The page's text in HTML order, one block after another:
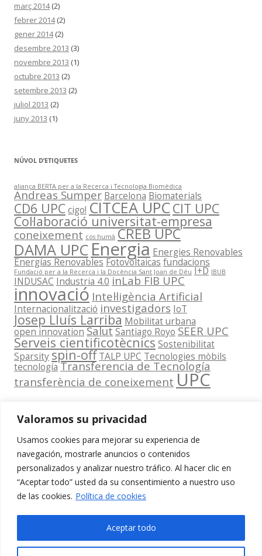
Valoramos su privacidad
Usamos cookies para mejorar su experiencia de
navegación, mostrarle anuncios o contenidos
personalizados y analizar nuestro tráfico. Al hacer clic en
“Aceptar todo” usted da su consentimiento a nuestro uso
de las cookies. Política de cookies
Aceptar todo
març 2014(2)
febrer 2014(2)
gener 2014(2)
desembre 2013 (3)
novembre 2013 (1)
octubre 2013 (2)
setembre 2013 (2)
juliol 2013 (2)
juny 2013 (1)
NÚVOL D’ETIQUETES
aliança BERTA per a la Recerca i Tecnologia Biomèdica
Andreas Sumper Barcelona Biomaterials
CD6 UPCcigo! CITCEA UPCCIT UPC
Col·laboració universitat-empresa
coneixement cos humà CREB UPC
DAMA UPC Energia Energies Renovables
Energías RenovablesFotovoltaicas fundacions
Fundació per a la Recerca i la Docència Sant Joan de Déu I+D IBUB
INDUSAC Industria 4.0 inLab FIB UPC
innovació Intel·ligència Artificial
Internacionalització investigadors IoT
Josep Lluís Larriba Mobilitat urbana
open innovation SalutSantiago Royo SEER UPC
Serveis cientificotècnics Sostenibilitat
Sparsityspin-off TALP UPC Tecnologies mòbils
tecnología Transferencia de Tecnología
transferència de coneixement UPC
Contacta
amb
nosaltres
Edifici
Girona 1-3
www.cit.upc.edu
+34 93 405 44
03
Segueix-nos